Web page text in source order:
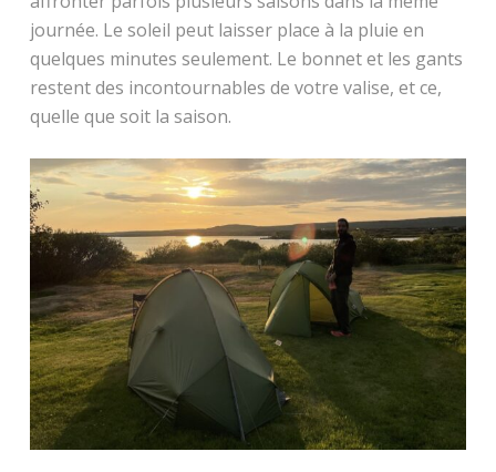
journée. Le soleil peut laisser place à la pluie en
quelques minutes seulement. Le bonnet et les gants
restent des incontournables de votre valise, et ce,
quelle que soit la saison.